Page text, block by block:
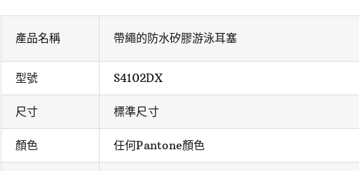
產品名稱 帶繩的防水矽膠游泳耳塞
型號 S4102DX
尺寸 標準尺寸
顏色 任何Pantone顏色